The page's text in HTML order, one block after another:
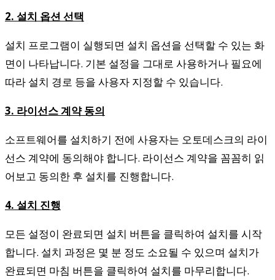
2. 설치 옵션 선택
설치 프로그램이 실행되면 설치 옵션을 선택할 수 있는 화
면이 나타납니다. 기본 설정을 그대로 사용하거나 필요에
따라 설치 경로 등을 사용자 지정할 수 있습니다.
3. 라이선스 계약 동의
소프트웨어를 설치하기 전에 사용자는 오토데스크의 라이
선스 계약에 동의해야 합니다. 라이선스 계약을 꼼꼼히 읽
어보고 동의한 후 설치를 진행합니다.
4. 설치 진행
모든 설정이 완료되면 설치 버튼을 클릭하여 설치를 시작
합니다. 설치 과정은 몇 분 정도 소요될 수 있으며 설치가
완료되면 마침 버튼을 클릭하여 설치를 마무리합니다.